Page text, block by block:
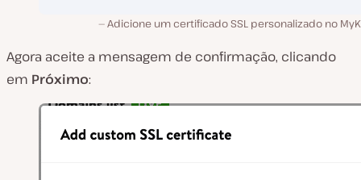
Adicione um certificado SSL personalizado no
Agora aceite a mensagem de confirmação, clicando
em Próximo: